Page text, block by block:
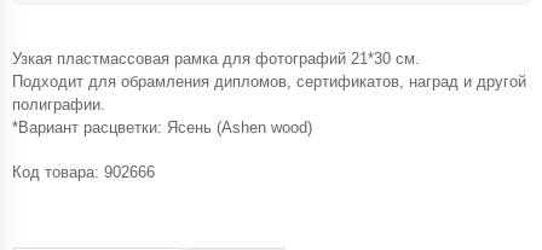
Узкая пластмассовая рамка для фотографий 21*30 см.
Подходит для обрамления дипломов, сертификатов, наград и другой
полиграфии.
*Вариант расцветки: Ясень (Ashen wood)
Код товара: 902666